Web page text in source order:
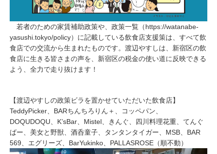
若者のための家賃補助政策や、政策一覧（https://watanabe-
yasushi.tokyo/policy）に記載している飲食店支援策は、すべて飲
食店での交流から生まれたものです。渡辺やすしは、新宿区の飲
食店に生きる皆さまの声を、新宿区の税金の使い道に反映できる
よう、全力で走り抜けます！
【渡辺やすしの政策ビラを置かせていただいた飲食店】
TeddyPicker、BARちんちろりん＋、コッペパン、
DOQUDOQU、K’sBar、Mistel、きんぐ、四川料理花重、てんぐ
ばー、美女と野獣、酒呑童子、タンタンタイガー、MSB、BAR
569、エグリーズ、BarYukinko、PALLASROSE（順不動）